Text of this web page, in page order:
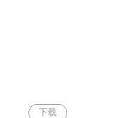
下载